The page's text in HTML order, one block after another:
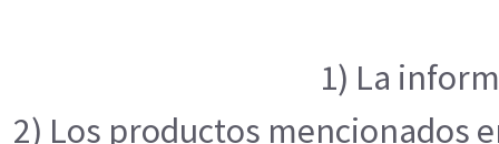
1) La
2) Los productos mencionados